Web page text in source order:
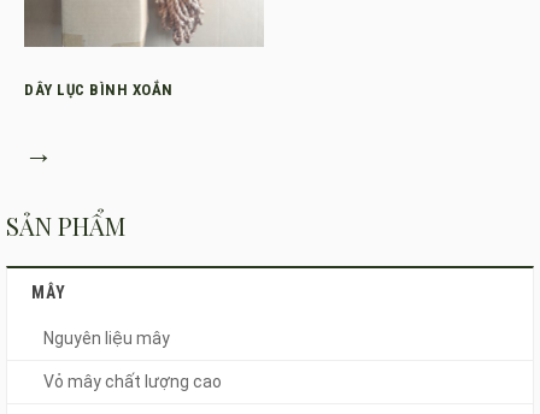
DÂY LỤC BÌNH XOẮN
→
SẢN PHẨM
MÂY
Nguyên liệu mây
Vỏ mây chất lượng cao